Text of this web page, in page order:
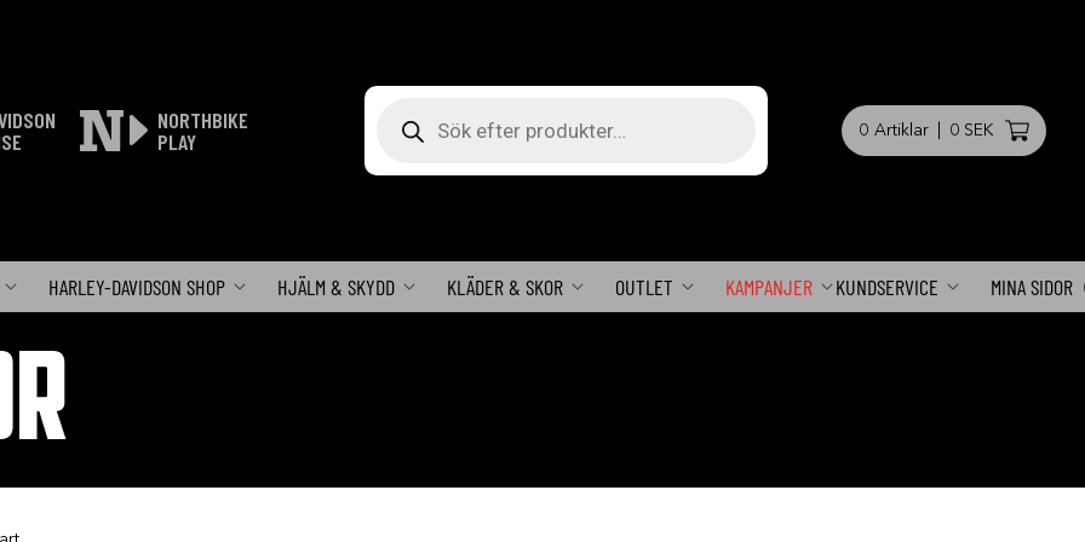
NORTHBIKE
PLAY
0 Artiklar 0 SEK
HARLEY-DAVIDSON SHOP HJÄLM & SKYDD KLÄDER & SKOR OUTLET KAMPANJER KUNDSERVICE MINA SIDOR